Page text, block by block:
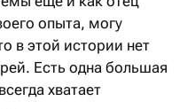
опыта, могу
в этой истории нет
Есть одна большая
хватает